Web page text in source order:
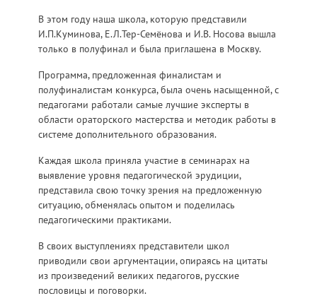
В этом году наша школа, которую представили
И.П.Куминова, Е.Л.Тер-Семёнова и И.В. Носова вышла
только в полуфинал и была приглашена в Москву.
Программа, предложенная финалистам и
полуфиналистам конкурса, была очень насыщенной, с
педагогами работали самые лучшие эксперты в
области ораторского мастерства и методик работы в
системе дополнительного образования.
Каждая школа приняла участие в семинарах на
выявление уровня педагогической эрудиции,
представила свою точку зрения на предложенную
ситуацию, обменялась опытом и поделилась
педагогическими практиками.
В своих выступлениях представители школ
приводили свои аргументации, опираясь на цитаты
из произведений великих педагогов, русские
пословицы и поговорки.